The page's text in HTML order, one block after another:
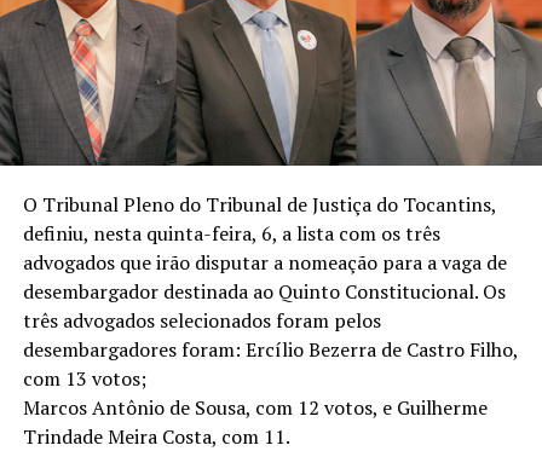
O Tribunal Pleno do Tribunal de Justiça do Tocantins,
definiu, nesta quinta-feira, 6, a lista com os três
advogados que irão disputar a nomeação para a vaga de
desembargador destinada ao Quinto Constitucional. Os
três advogados selecionados foram pelos
desembargadores foram: Ercílio Bezerra de Castro Filho,
com 13 votos;
Marcos Antônio de Sousa, com 12 votos, e Guilherme
Trindade Meira Costa, com 11.